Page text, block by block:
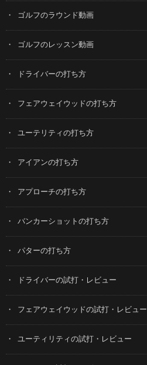
ゴルフのラウンド動画
ゴルフのレッスン動画
ドライバーの打ち方
フェアウェイウッドの打ち方
ユーテリティの打ち方
アイアンの打ち方
アプローチの打ち方
バンカーショットの打ち方
パターの打ち方
ドライバーの試打・レビュー
フェアウェイウッドの試打・レビュー
ユーティリティの試打・レビュー